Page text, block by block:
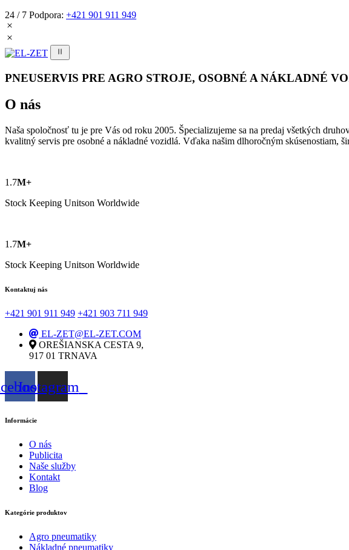
24 / 7 Podpora: +421 901 911 949
PNEUSERVIS PRE AGRO STROJE, OSOBNÉ A NÁKLADNÉ
O nás
Naša spoločnosť tu je pre Vás od roku 2005. Špecializujeme sa na predaj všetkých
kvalitný servis pre osobné a nákladné vozidlá. Vďaka našim dlhoročným skúsenostiam,
1.7M+
Stock Keeping Unitson Worldwide
1.7M+
Stock Keeping Unitson Worldwide
Kontaktuj nás
+421 901 911 949 +421 903 711 949
EL-ZET@EL-ZET.COM
OREŠIANSKA CESTA 9,
917 01 TRNAVA
Instagram
Informácie
O nás
Publicita
Naše služby
Kontakt
Blog
Kategórie produktov
Agro pneumatiky
Nákladné pneumatiky